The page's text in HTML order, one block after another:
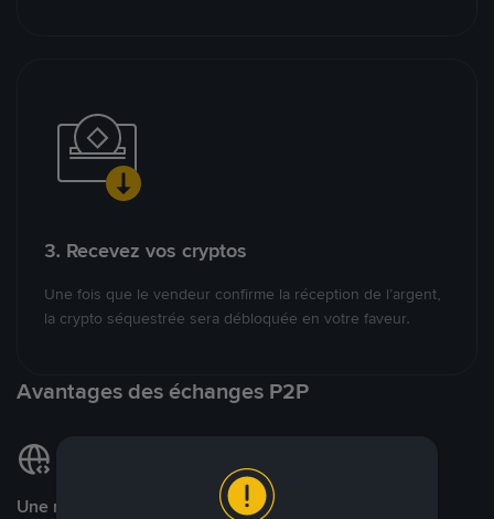
3. Recevez vos cryptos
Une fois que le vendeur confirme la réception de l’argent,
la crypto séquestrée sera débloquée en votre faveur.
Avantages des échanges P2P
Une marketplace locale et internationale